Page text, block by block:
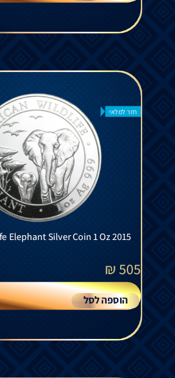
חזר למלאי
Elephant Silver Coin 1 Oz 2015
505
₪
הוספה לסל